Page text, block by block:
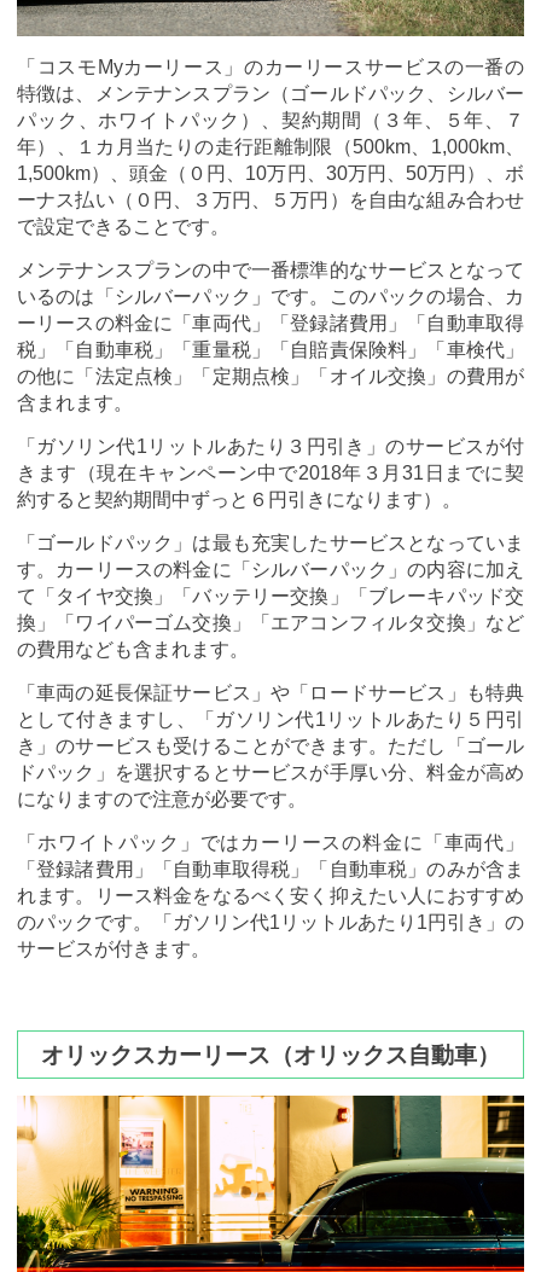
「コスモMyカーリース」のカーリースサービスの一番の
特徴は、メンテナンスプラン（ゴールドパック、シルバー
パック、ホワイトパック）、契約期間（３年、５年、７
年）、１カ月当たりの走行距離制限（500km、1,000km、
1,500km）、頭金（０円、10万円、30万円、50万円）、ボ
ーナス払い（０円、３万円、５万円）を自由な組み合わせ
で設定できることです。
メンテナンスプランの中で一番標準的なサービスとなって
いるのは「シルバーパック」です。このパックの場合、カ
ーリースの料金に「車両代」「登録諸費用」「自動車取得
税」「自動車税」「重量税」「自賠責保険料」「車検代」
の他に「法定点検」「定期点検」「オイル交換」の費用が
含まれます。
「ガソリン代1リットルあたり３円引き」のサービスが付
きます（現在キャンペーン中で2018年３月31日までに契
約すると契約期間中ずっと６円引きになります）。
「ゴールドパック」は最も充実したサービスとなっていま
す。カーリースの料金に「シルバーパック」の内容に加え
て「タイヤ交換」「バッテリー交換」「ブレーキパッド交
換」「ワイパーゴム交換」「エアコンフィルタ交換」など
の費用なども含まれます。
「車両の延長保証サービス」や「ロードサービス」も特典
として付きますし、「ガソリン代1リットルあたり５円引
き」のサービスも受けることができます。ただし「ゴール
ドパック」を選択するとサービスが手厚い分、料金が高め
になりますので注意が必要です。
「ホワイトパック」ではカーリースの料金に「車両代」
「登録諸費用」「自動車取得税」「自動車税」のみが含ま
れます。リース料金をなるべく安く抑えたい人におすすめ
のパックです。「ガソリン代1リットルあたり1円引き」の
サービスが付きます。
オリックスカーリース（オリックス自動車）